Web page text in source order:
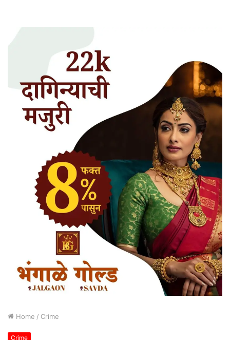
Home / Crime
Crime